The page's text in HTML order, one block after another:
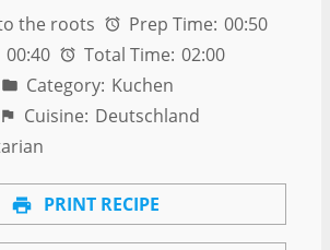
the roots Prep Time: 00:50
00:40 Total Time: 02:00
Category: Kuchen
Cuisine: Deutschland
PRINT RECIPE